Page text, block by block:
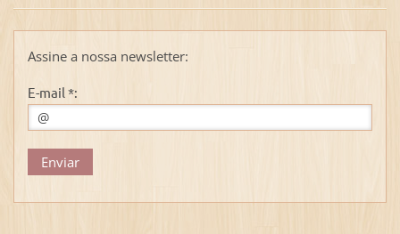
Assine a nossa newsletter:
E-mail *: